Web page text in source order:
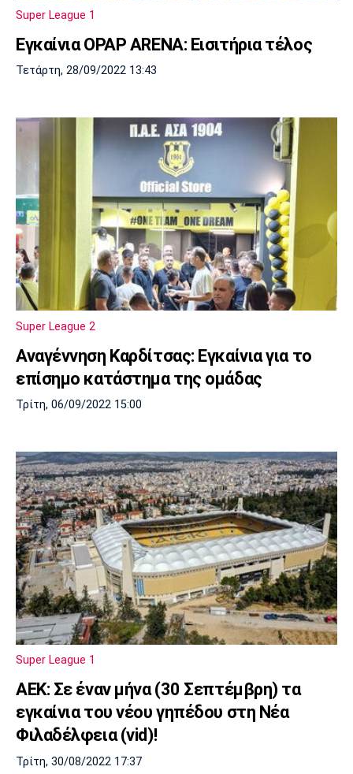
Super League 1
Εγκαίνια OPAP ARENA: Εισιτήρια τέλος
Τετάρτη, 28/09/2022 13:43
Super League 2
Αναγέννηση Καρδίτσας: Εγκαίνια για το
επίσημο κατάστημα της ομάδας
Τρίτη, 06/09/2022 15:00
Super League 1
ΑΕΚ: Σε έναν μήνα (30 Σεπτέμβρη) τα
εγκαίνια του νέου γηπέδου στη Νέα
Φιλαδέλφεια (vid)!
Τρίτη, 30/08/2022 17:37